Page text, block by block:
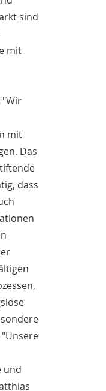
sind
mit
mit
Das
dass
und